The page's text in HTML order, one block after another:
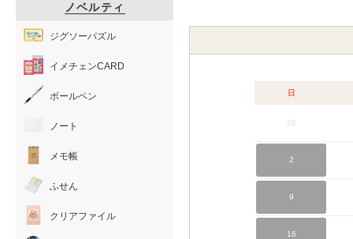
日
26
2
9
16
ノベルティ
ジグソーパズル
イメチェンCARD
ボールペン
ノート
メモ帳
ふせん
クリアファイル